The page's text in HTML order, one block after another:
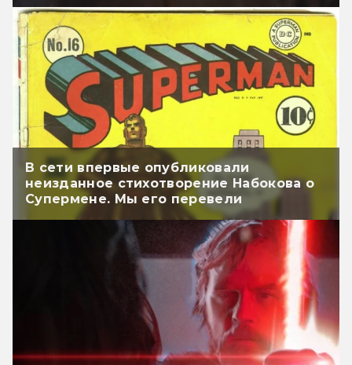
В сети впервые опубликовали
неизданное стихотворение Набокова о
Супермене. Мы его перевели